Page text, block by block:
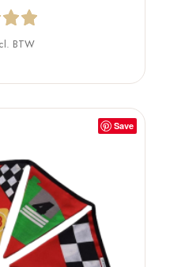
BTW
Save